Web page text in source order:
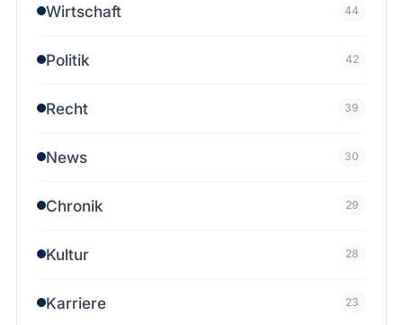
Wirtschaft 44
Politik 42
Recht 39
News 30
Chronik 29
Kultur 28
Karriere 23